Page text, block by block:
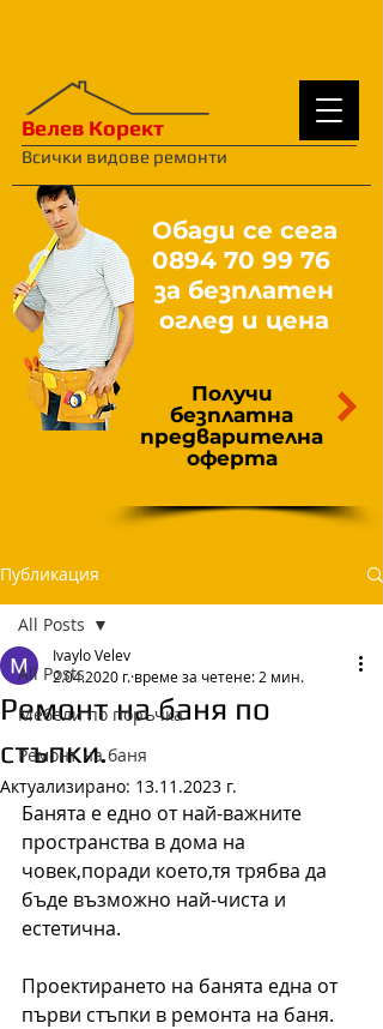
Велев Корект
Всички видове ремонти
Обади се сега
0894 70 99 76
за безплатен
оглед и цена
Получи
безплатна
предварителна
оферта
Публикация
All Posts
Мебели по поръчка
Ремонт на баня
All Posts
Ремонт на баня по
стъпки.
Ivaylo Velev
2.04.2020 г. време за четене: 2 мин.
Актуализирано: 13.11.2023 г.
Банята е едно от най-важните
пространства в дома на
човек,поради което,тя трябва да
бъде възможно най-чиста и
естетична.
Проектирането на банята една от
първи стъпки в ремонта на баня.